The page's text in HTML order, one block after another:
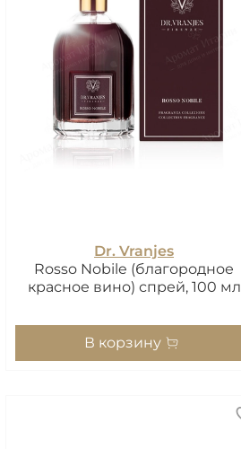
Dr. Vranjes
Rosso Nobile (благородное
красное вино) спрей, 100 мл
В корзину